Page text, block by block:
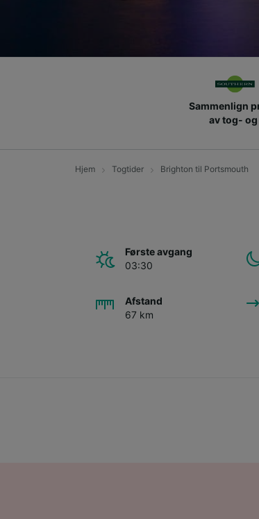
Sammenlign
av tog-
Hjem Togtider Brighton til Portsmouth
Første avgang
03:30
Afstand
67 km